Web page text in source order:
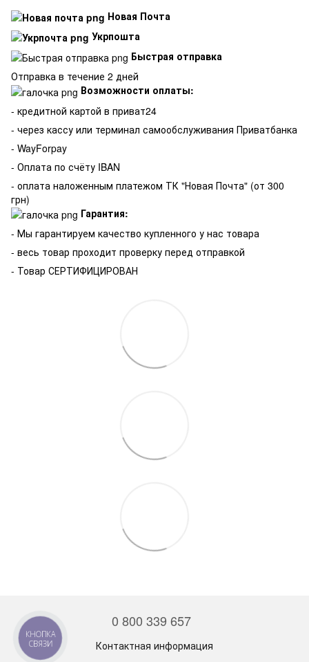
Новая Почта
Укрпошта
Быстрая отправка
Отправка в течение 2 дней
Возможности оплаты:
- кредитной картой в приват24
- через кассу или терминал самообслуживания Приватбанка
- WayForpay
- Оплата по счёту IBAN
- оплата наложенным платежом ТК "Новая Почта" (от 300
грн)
Гарантия:
- Мы гарантируем качество купленного у нас товара
- весь товар проходит проверку перед отправкой
- Товар СЕРТИФИЦИРОВАН
0 800 339 657
Контактная информация
КНОПКА
СВЯЗИ